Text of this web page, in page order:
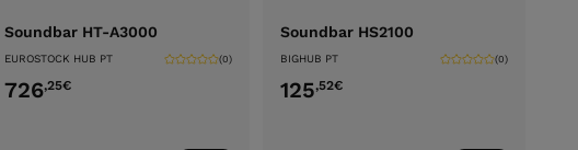
Soundbar HT-A3000
EUROSTOCK HUB PT (0)
726,25€
Soundbar HS2100
BIGHUB PT (0)
125,52€